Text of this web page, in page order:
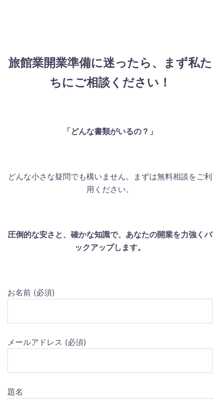
旅館業開業準備に迷ったら、まず私た
ちにご相談ください！
「どんな書類がいるの？」
どんな小さな疑問でも構いません。まずは無料相談をご利
用ください。
圧倒的な安さと、確かな知識で、あなたの開業を力強くバ
ックアップします。
お名前 (必須)
メールアドレス (必須)
題名